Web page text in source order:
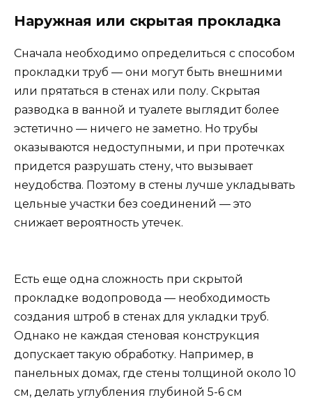
Наружная или скрытая прокладка
Сначала необходимо определиться с способом
прокладки труб — они могут быть внешними
или прятаться в стенах или полу. Скрытая
разводка в ванной и туалете выглядит более
эстетично — ничего не заметно. Но трубы
оказываются недоступными, и при протечках
придется разрушать стену, что вызывает
неудобства. Поэтому в стены лучше укладывать
цельные участки без соединений — это
снижает вероятность утечек.
Есть еще одна сложность при скрытой
прокладке водопровода — необходимость
создания штроб в стенах для укладки труб.
Однако не каждая стеновая конструкция
допускает такую обработку. Например, в
панельных домах, где стены толщиной около 10
см, делать углубления глубиной 5-6 см